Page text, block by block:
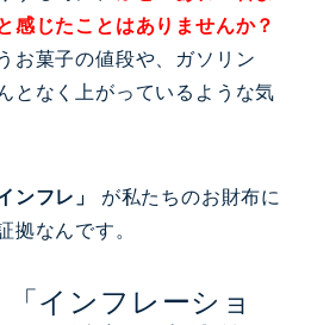
感じたことはありませんか？
お菓子の値段や、ガソリン
となく上がっているような気
ンフレ」
が私たちのお財布に
拠なんです。
インフレーショ